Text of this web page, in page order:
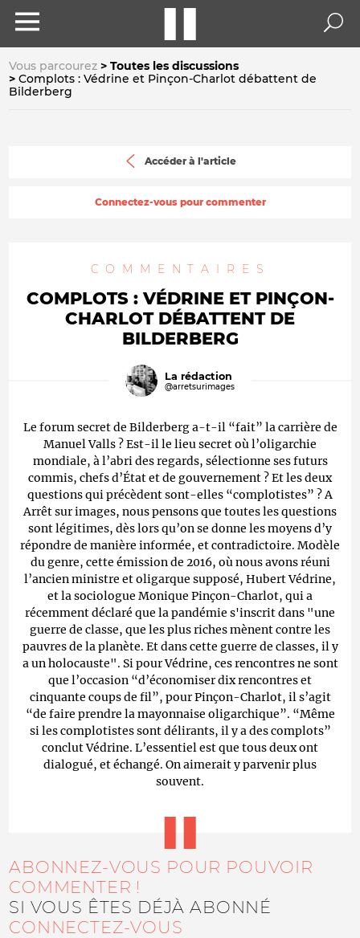
Vous parcourez
Toutes les discussions
Complots : Védrine et Pinçon-Charlot débattent de
Bilderberg
Accéder à l'article
Connectez-vous pour commenter
COMMENTAIRES
COMPLOTS : VÉDRINE ET PINÇON-
CHARLOT DÉBATTENT DE
BILDERBERG
La rédaction
@arretsurimages
Le forum secret de Bilderberg a-t-il “fait” la carrière de
Manuel Valls ? Est-il le lieu secret où l’oligarchie
mondiale, à l’abri des regards, sélectionne ses futurs
commis, chefs d’État et de gouvernement ? Et les deux
questions qui précèdent sont-elles “complotistes” ? A
Arrêt sur images, nous pensons que toutes les questions
sont légitimes, dès lors qu’on se donne les moyens d’y
répondre de manière informée, et contradictoire. Modèle
du genre, cette émission de 2016, où nous avons réuni
l’ancien ministre et oligarque supposé, Hubert Védrine,
et la sociologue Monique Pinçon-Charlot, qui a
récemment déclaré que la pandémie s'inscrit dans "une
guerre de classe, que les plus riches mènent contre les
pauvres de la planète. Et dans cette guerre de classes, il y
a un holocauste". Si pour Védrine, ces rencontres ne sont
que l’occasion “d’économiser dix rencontres et
cinquante coups de fil”, pour Pinçon-Charlot, il s’agit
“de faire prendre la mayonnaise oligarchique”. “Même
si les complotistes sont délirants, il y a des complots”
conclut Védrine. L’essentiel est que tous deux ont
dialogué, et échangé. On aimerait y parvenir plus
souvent.
ABONNEZ-VOUS POUR POUVOIR
COMMENTER !
SI VOUS ÊTES DÉJÀ ABONNÉ
CONNECTEZ-VOUS